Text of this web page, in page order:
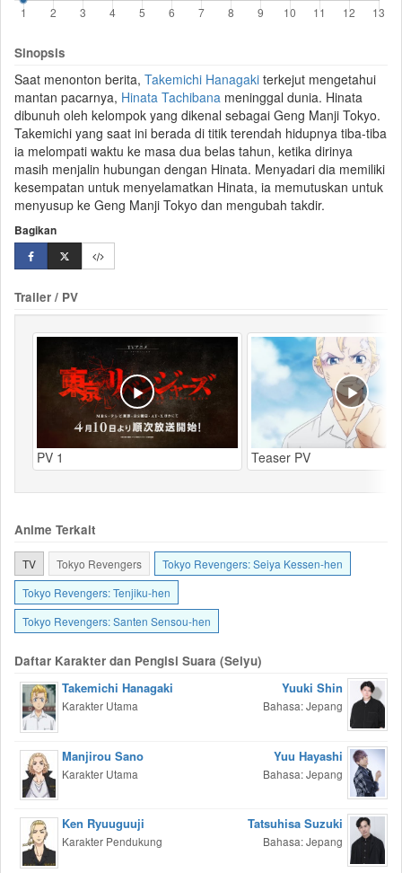
Sinopsis
Saat menonton berita, Takemichi Hanagaki terkejut mengetahui
mantan pacarnya, Hinata Tachibana meninggal dunia. Hinata
dibunuh oleh kelompok yang dikenal sebagai Geng Manji Tokyo.
Takemichi yang saat ini berada di titik terendah hidupnya tiba-tiba
ia melompati waktu ke masa dua belas tahun, ketika dirinya
masih menjalin hubungan dengan Hinata. Menyadari dia memiliki
kesempatan untuk menyelamatkan Hinata, ia memutuskan untuk
menyusup ke Geng Manji Tokyo dan mengubah takdir.
Bagikan
Trailer / PV
PV 1 Teaser PV
Anime Terkait
TV Tokyo Revengers
Tokyo Revengers: Seiya Kessen-hen
Tokyo Revengers: Tenjiku-hen
Tokyo Revengers: Santen Sensou-hen
Daftar Karakter dan Pengisi Suara (Seiyu)
Takemichi Hanagaki
Karakter Utama
Yuuki Shin
Bahasa: Jepang
Manjirou Sano
Karakter Utama
Yuu Hayashi
Bahasa: Jepang
Ken Ryuuguuji
Karakter Pendukung
Tatsuhisa Suzuki
Bahasa: Jepang